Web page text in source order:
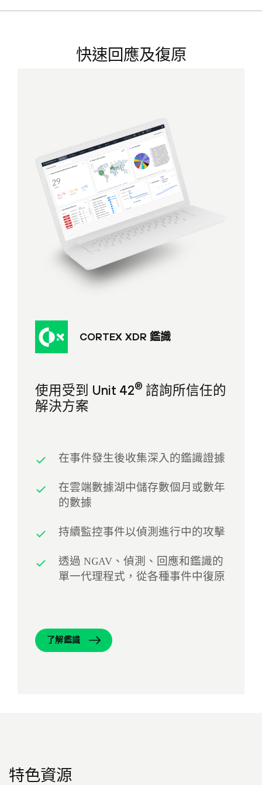
快速回應及復原
CORTEX XDR 鑑識
使用受到 Unit 42® 諮詢所信任的
解決方案
在事件發生後收集深入的鑑識證據
在雲端數據湖中儲存數個月或數年
的數據
持續監控事件以偵測進行中的攻擊
透過 NGAV、偵測、回應和鑑識的
單一代理程式，從各種事件中復原
了解鑑識
特色資源